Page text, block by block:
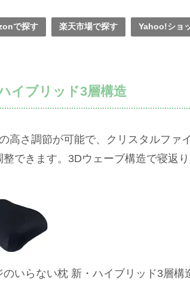
で探す 楽天市場で探す Yahoo!ショ
イブリッド3層構造
高さ調節が可能で、クリスタルファ
整できます。3Dウェーブ構造で寝返り
のいらない枕 新・ハイブリッド3層構